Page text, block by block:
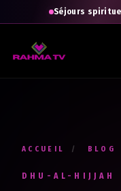
Séjours
ACCUEIL / BLOG
DHU-AL-HIJJAH
apprendre
Votre prénom *